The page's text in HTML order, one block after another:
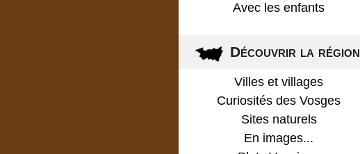
Avec les enfants
Découvrir la région
Villes et villages
Curiosités des Vosges
Sites naturels
En images...